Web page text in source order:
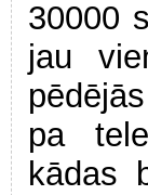
30000
jau
pa
kādas